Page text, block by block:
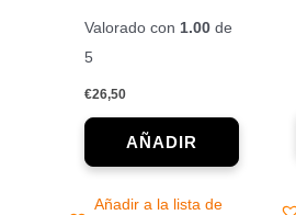
Valorado con 1.00 de
5
€26,50
Añadir a la lista de